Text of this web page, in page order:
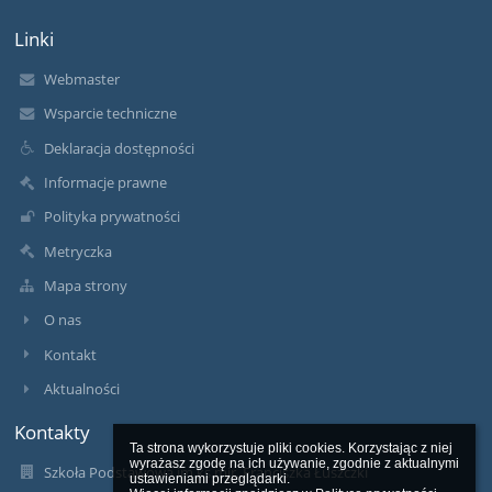
Ta strona wykorzystuje pliki cookies. Korzystając z niej
wyrażasz zgodę na ich używanie, zgodnie z aktualnymi
ustawieniami przeglądarki.
Linki
Webmaster
Wsparcie techniczne
Deklaracja dostępności
Informacje prawne
Polityka prywatności
Metryczka
Mapa strony
O nas
Kontakt
Aktualności
Kontakty
Szkoła Podstawowa im.ks.mjr. Franciszka Łuszczki